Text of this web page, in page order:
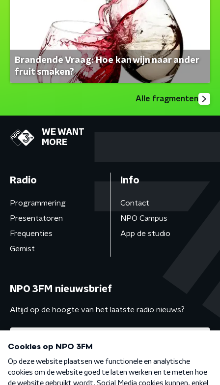
Brandende Vraag: Hoe kan wijn naar ander
fruit smaken?
Alle fragmenten
WE WANT
MORE
Radio
Programmering
Presentatoren
Frequenties
Gemist
Info
Contact
NPO Campus
App de studio
NPO 3FM nieuwsbrief
Altijd op de hoogte van het laatste radio nieuws?